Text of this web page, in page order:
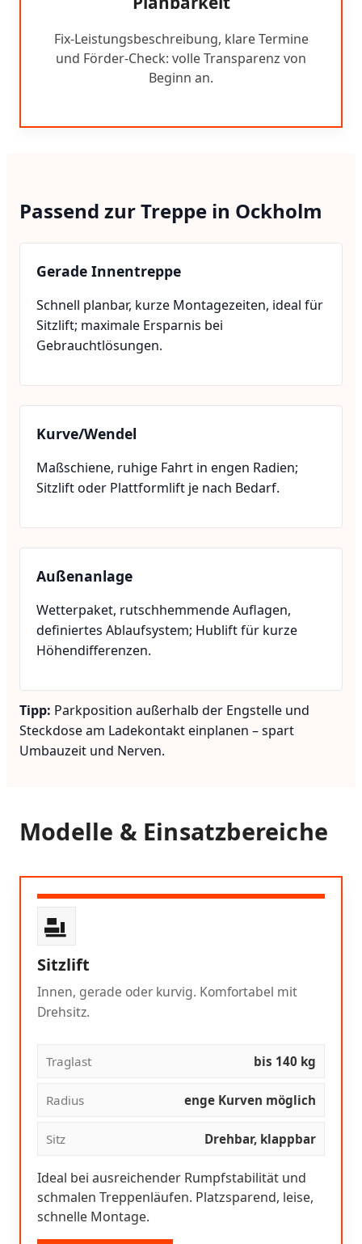
Fix-Leistungsbeschreibung, klare Termine
und Förder-Check: volle Transparenz von
Beginn an.
Passend zur Treppe in Ockholm
Gerade Innentreppe
Schnell planbar, kurze Montagezeiten, ideal für
Sitzlift; maximale Ersparnis bei
Gebrauchtlösungen.
Kurve/Wendel
Maßschiene, ruhige Fahrt in engen Radien;
Sitzlift oder Plattformlift je nach Bedarf.
Außenanlage
Wetterpaket, rutschhemmende Auflagen,
definiertes Ablaufsystem; Hublift für kurze
Höhendifferenzen.
Tipp: Parkposition außerhalb der Engstelle und
Steckdose am Ladekontakt einplanen – spart
Umbauzeit und Nerven.
Modelle & Einsatzbereiche
Sitzlift
Innen, gerade oder kurvig. Komfortabel mit
Drehsitz.
Traglast bis 140 kg
Radius enge Kurven möglich
Sitz Drehbar, klappbar
Ideal bei ausreichender Rumpfstabilität und
schmalen Treppenläufen. Platzsparend, leise,
schnelle Montage.